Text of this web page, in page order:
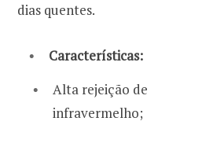
dias quentes.
Características:
Alta rejeição de